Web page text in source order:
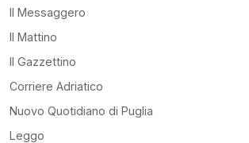
Il Messaggero
Il Mattino
Il Gazzettino
Corriere Adriatico
Nuovo Quotidiano di Puglia
Leggo